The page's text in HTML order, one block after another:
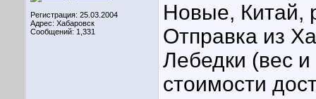
Регистрация: 25.03.2004
Адрес: Хабаровск
Сообщений: 1,331
Новые, Китай,
Отправка из
Лебедки (вес
стоимости